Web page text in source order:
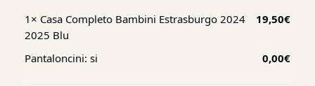
1× Casa Completo Bambini Estrasburgo 2024
2025 Blu
19,50€
Pantaloncini: si 0,00€